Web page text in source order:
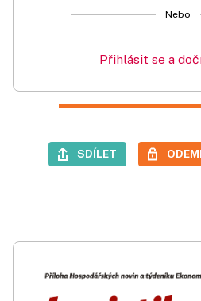
Nebo
Přihlásit se a
SDÍLET